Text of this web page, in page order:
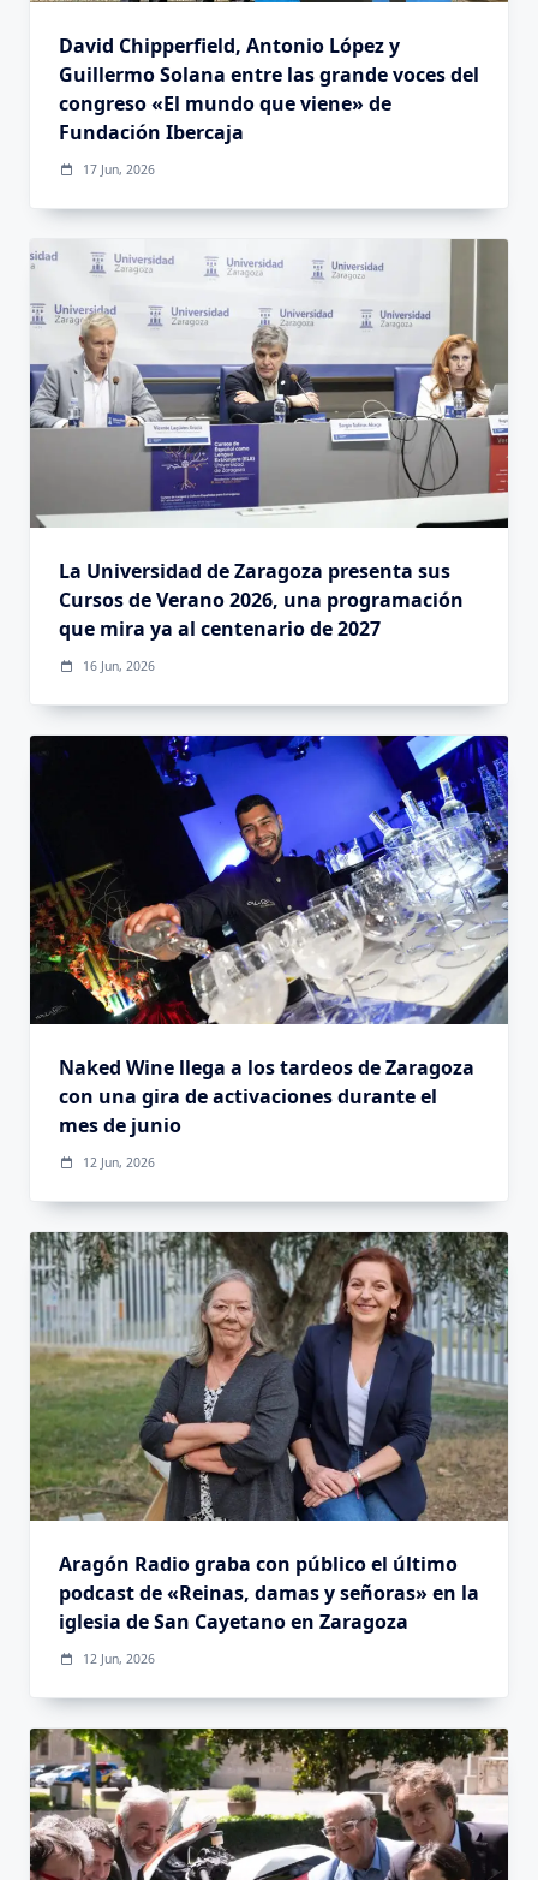
David Chipperfield, Antonio López y
Guillermo Solana entre las grande voces del
congreso «El mundo que viene» de
Fundación Ibercaja
17 Jun, 2026
La Universidad de Zaragoza presenta sus
Cursos de Verano 2026, una programación
que mira ya al centenario de 2027
16 Jun, 2026
Naked Wine llega a los tardeos de Zaragoza
con una gira de activaciones durante el
mes de junio
12 Jun, 2026
Aragón Radio graba con público el último
podcast de «Reinas, damas y señoras» en la
iglesia de San Cayetano en Zaragoza
12 Jun, 2026